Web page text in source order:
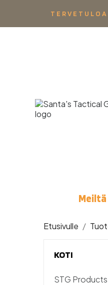
Etusivulle
KOTI
STG Products